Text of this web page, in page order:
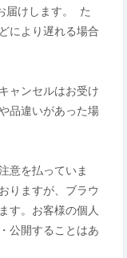
届けします。 た
により遅れる場合
ャンセルはお受け
品違いがあった場
意を払っていま
りますが、ブラウ
す。お客様の個人
公開することはあ